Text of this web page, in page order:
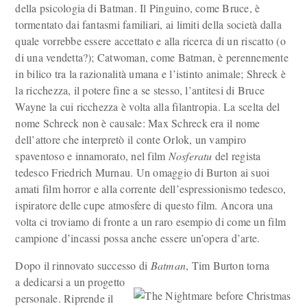
della psicologia di Batman. Il Pinguino, come Bruce, è
tormentato dai fantasmi familiari, ai limiti della società dalla
quale vorrebbe essere accettato e alla ricerca di un riscatto (o
di una vendetta?); Catwoman, come Batman, è perennemente
in bilico tra la razionalità umana e l’istinto animale; Shreck è
la ricchezza, il potere fine a se stesso, l’antitesi di Bruce
Wayne la cui ricchezza è volta alla filantropia. La scelta del
nome Schreck non è causale: Max Schreck era il nome
dell’attore che interpretò il conte Orlok, un vampiro
spaventoso e innamorato, nel film Nosferatu del regista
tedesco Friedrich Murnau. Un omaggio di Burton ai suoi
amati film horror e alla corrente dell’espressionismo tedesco,
ispiratore delle cupe atmosfere di questo film. Ancora una
volta ci troviamo di fronte a un raro esempio di come un film
campione d’incassi possa anche essere un’opera d’arte.
Dopo il rinnovato successo di Batman, Tim Burton torna
a dedicarsi a un progetto
personale. Riprende il